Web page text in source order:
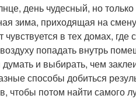
день чудесный, но
зима, приходящая на
чувствуется в тех домах,
попадать внутрь
и выбирать, чем
способы добиться
чтобы потом найти самого